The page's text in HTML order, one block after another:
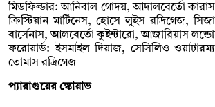
মিডফিল্ডার: আনিবাল গোদয়, আদালবের্তো
ক্রিস্টিয়ান মার্টিনেস, হোসে লুইস রদ্রিগেজ,
বার্সেনাস, আলবের্তো কুইন্টারো, আজারিয়াস
ফরোয়ার্ড: ইসমাইল দিয়াজ, সেসিলিও
তোমাস রদ্রিগেজ
প্যারাগুয়ের স্কোয়াড